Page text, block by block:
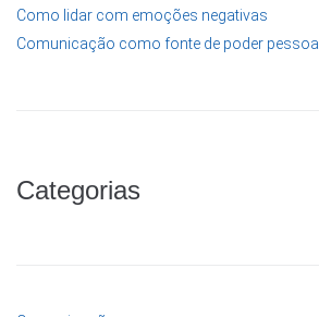
Como lidar com emoções negativas
Comunicação como fonte de poder pessoal
Categorias